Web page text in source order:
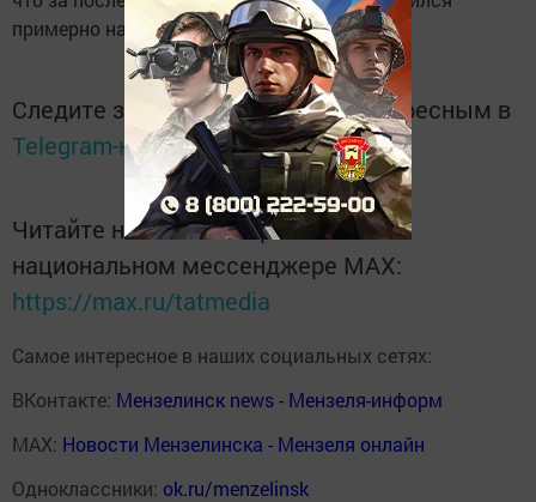
примерно на 30 процентов.
Следите за самым важным и интересным в
Telegram-каналеТатмедиа
Читайте новости Татарстана в
национальном мессенджере MАХ:
https://max.ru/tatmedia
Самое интересное в наших социальных сетях:
ВКонтакте: Мензелинск news - Мензеля-информ
MAX: Новости Мензелинска - Мензеля онлайн
Одноклассники: ok.ru/menzelinsk